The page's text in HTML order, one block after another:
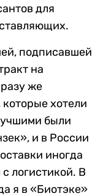
для
подписавшей
на
же
хотели
были
и в России
иногда
логистикой. В
я в «Биотэке»